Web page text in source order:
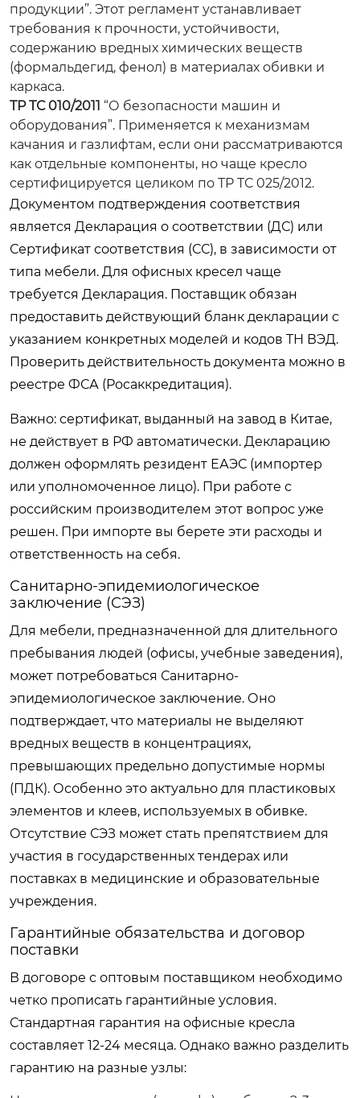
продукции”. Этот регламент устанавливает
требования к прочности, устойчивости,
содержанию вредных химических веществ
(формальдегид, фенол) в материалах обивки и
каркаса.
ТР ТС 010/2011 “О безопасности машин и
оборудования”. Применяется к механизмам
качания и газлифтам, если они рассматриваются
как отдельные компоненты, но чаще кресло
сертифицируется целиком по ТР ТС 025/2012.
Документом подтверждения соответствия
является Декларация о соответствии (ДС) или
Сертификат соответствия (СС), в зависимости от
типа мебели. Для офисных кресел чаще
требуется Декларация. Поставщик обязан
предоставить действующий бланк декларации с
указанием конкретных моделей и кодов ТН ВЭД.
Проверить действительность документа можно в
реестре ФСА (Росаккредитация).
Важно: сертификат, выданный на завод в Китае,
не действует в РФ автоматически. Декларацию
должен оформлять резидент ЕАЭС (импортер
или уполномоченное лицо). При работе с
российским производителем этот вопрос уже
решен. При импорте вы берете эти расходы и
ответственность на себя.
Санитарно-эпидемиологическое
заключение (СЭЗ)
Для мебели, предназначенной для длительного
пребывания людей (офисы, учебные заведения),
может потребоваться Санитарно-
эпидемиологическое заключение. Оно
подтверждает, что материалы не выделяют
вредных веществ в концентрациях,
превышающих предельно допустимые нормы
(ПДК). Особенно это актуально для пластиковых
элементов и клеев, используемых в обивке.
Отсутствие СЭЗ может стать препятствием для
участия в государственных тендерах или
поставках в медицинские и образовательные
учреждения.
Гарантийные обязательства и договор
поставки
В договоре с оптовым поставщиком необходимо
четко прописать гарантийные условия.
Стандартная гарантия на офисные кресла
составляет 12-24 месяца. Однако важно разделить
гарантию на разные узлы: